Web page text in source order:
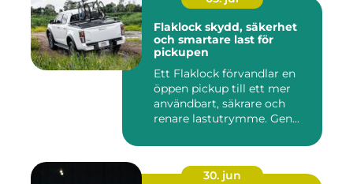
Flaklock skydd, säkerhet
och smartare last för
pickupen
Ett Flaklock förvandlar en
öppen pickup till ett mer
användbart, säkrare och
renare lastutrymme. Gen...
30. jun